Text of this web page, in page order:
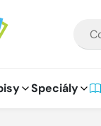
Speciály